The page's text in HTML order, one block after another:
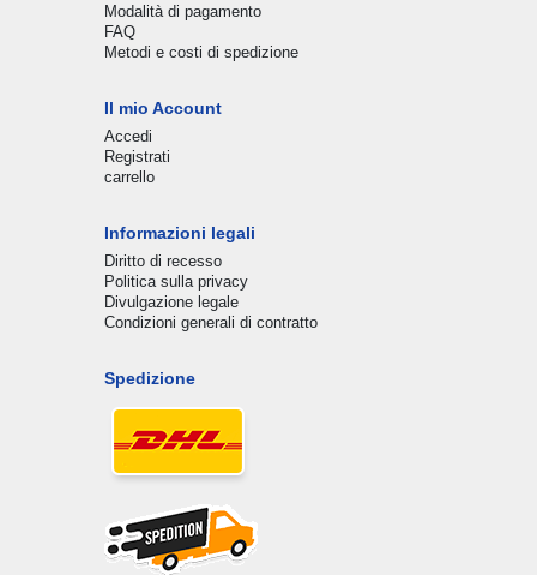
Modalità di pagamento
FAQ
Metodi e costi di spedizione
Il mio Account
Accedi
Registrati
carrello
Informazioni legali
Diritto di recesso
Politica sulla privacy
Divulgazione legale
Condizioni generali di contratto
Spedizione